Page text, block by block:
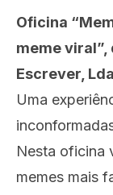
Oficina
meme
Escrever,
Uma
Nesta oficina
memes mais